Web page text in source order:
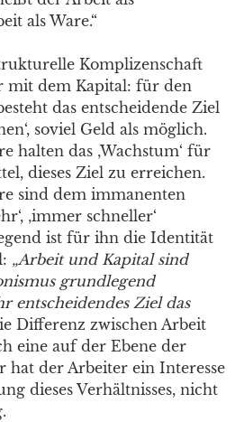
als Ware.“
Komplizenschaft
mit dem Kapital: für den
das entscheidende Ziel
soviel Geld als möglich.
halten das ‚Wachstum‘ für
dieses Ziel zu erreichen.
sind dem immanenten
‚immer schneller‘
ist für ihn die Identität
„Arbeit und Kapital sind
grundlegend
entscheidendes Ziel das
Differenz zwischen Arbeit
eine auf der Ebene der
hat der Arbeiter ein Interesse
dieses Verhältnisses, nicht